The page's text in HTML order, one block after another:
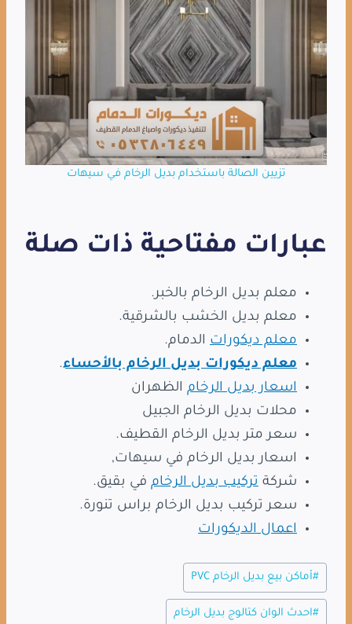
تزيين الصالة باستخدام بديل الرخام في سيهات
عبارات مفتاحية ذات صلة
معلم بديل الرخام بالخبر.
معلم بديل الخشب بالشرقية.
معلم ديكورات الدمام.
معلم ديكورات بديل الرخام بالأحساء.
اسعار بديل الرخام الظهران
محلات بديل الرخام الجبيل
سعر متر بديل الرخام القطيف.
اسعار بديل الرخام في سيهات,
شركة تركيب بديل الرخام في بقيق.
سعر تركيب بديل الرخام براس تنورة.
اعمال الديكورات
وسوم
المقال:
#أماكن بيع بديل الرخام PVC
#احدث الوان كتالوج بديل الرخام